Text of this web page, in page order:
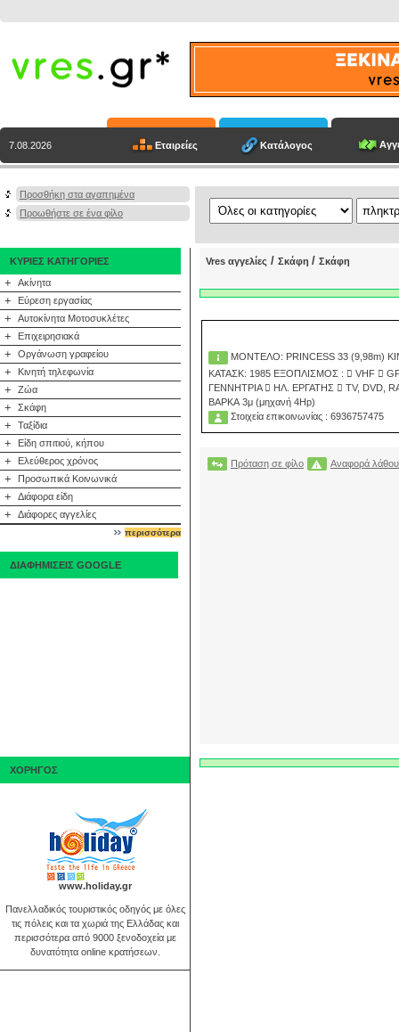
7.08.2026 Εταιρείες Κατάλογος
Προσθήκη στα αγαπημένα
Προωθήστε σε ένα φίλο
ΚΥΡΙΕΣ ΚΑΤΗΓΟΡΙΕΣ
+ Ακίνητα
+ Εύρεση εργασίας
+ Αυτοκίνητα Μοτοσυκλέτες
+ Επιχειρησιακά
+ Οργάνωση γραφείου
+ Κινητή τηλεφωνία
+ Ζώα
+ Σκάφη
+ Ταξίδια
+ Είδη σπιτιού, κήπου
+ Ελεύθερος χρόνος
+ Προσωπικά Κοινωνικά
+ Διάφορα είδη
+ Διάφορες αγγελίες
περισσότερα
ΔΙΑΦΗΜΙΣΕΙΣ GOOGLE
ΧΟΡΗΓΟΣ
www.holiday.gr
Πανελλαδικός τουριστικός οδηγός με όλες
τις πόλεις και τα χωριά της Ελλάδας και
περισσότερα από 9000 ξενοδοχεία με
δυνατότητα online κρατήσεων.
Vres αγγελίες / Σκάφη / Σκάφη
ΜΟΝΤΕΛΟ: PRINCESS 33 (9,98m) ΚΙΝΗΤΗΡΕΣ: 2 Χ 250Hp TURBO DIESEL PENISOULAR V8 ΕΤΟΣ
ΚΑΤΑΣΚ: 1985 ΕΞΟΠΛΙΣΜΟΣ :  VHF  GPS  ΒΥΘΟΜΕΤΡΟ 
ΓΕΝΝΗΤΡΙΑ  ΗΛ. ΕΡΓΑΤΗΣ  TV, DVD,
ΒΑΡΚΑ 3μ (μηχανή 4Hp)
Στοιχεία επικοινωνίας : 6936757475
Πρόταση σε φίλο Αναφορά